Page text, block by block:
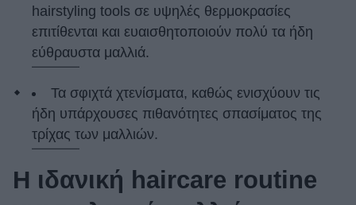
hairstyling tools σε υψηλές θερμοκρασίες
επιτίθενται και ευαισθητοποιούν πολύ τα ήδη
εύθραυστα μαλλιά.
Τα σφιχτά χτενίσματα, καθώς ενισχύουν τις
ήδη υπάρχουσες πιθανότητες σπασίματος της
τρίχας των μαλλιών.
Η ιδανική haircare routine